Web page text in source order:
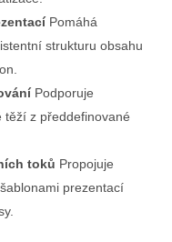
Pomáhá
strukturu obsahu
Podporuje
z předdefinované
toků Propojuje
prezentací